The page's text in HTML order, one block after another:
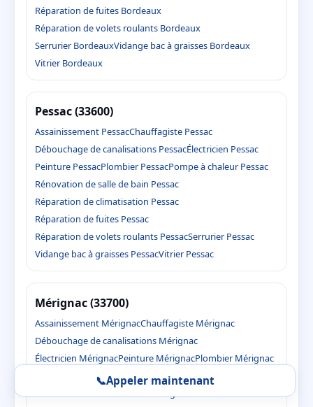
Réparation de fuites Bordeaux
Réparation de volets roulants Bordeaux
Serrurier BordeauxVidange bac à graisses Bordeaux
Vitrier Bordeaux
Pessac (33600)
Assainissement PessacChauffagiste Pessac
Débouchage de canalisations PessacÉlectricien Pessac
Peinture PessacPlombier PessacPompe à chaleur Pessac
Rénovation de salle de bain Pessac
Réparation de climatisation Pessac
Réparation de fuites Pessac
Réparation de volets roulants PessacSerrurier Pessac
Vidange bac à graisses PessacVitrier Pessac
Mérignac (33700)
Assainissement MérignacChauffagiste Mérignac
Débouchage de canalisations Mérignac
Électricien MérignacPeinture MérignacPlombier Mérignac
Pompe à chaleur Mérignac
Rénovation de salle de bain Mérignac
📞Appeler maintenant